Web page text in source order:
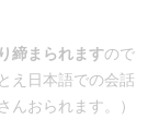
締まられますので
え日本語での会話
んおられます。）